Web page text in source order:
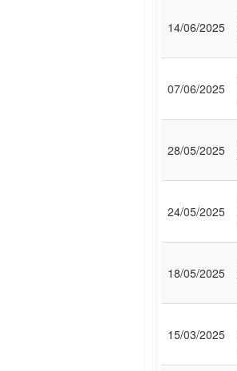
14/06/2025
07/06/2025
28/05/2025
24/05/2025
18/05/2025
15/03/2025